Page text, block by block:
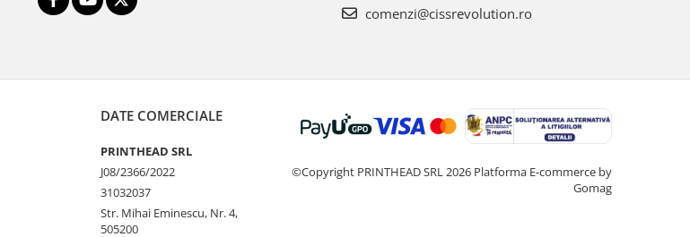
comenzi@cissrevolution.ro
DATE COMERCIALE
PRINTHEAD SRL
J08/2366/2022
31032037
Str. Mihai Eminescu, Nr. 4,
505200
©Copyright PRINTHEAD SRL 2026 Platforma E-commerce by
Gomag